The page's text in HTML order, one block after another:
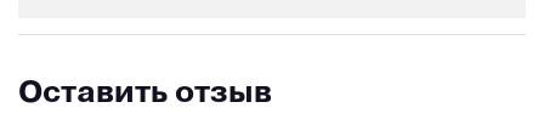
Оставить отзыв